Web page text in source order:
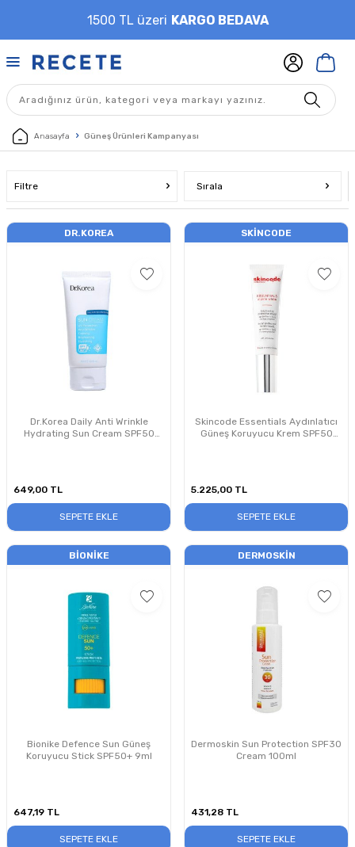
1500 TL üzeri KARGO BEDAVA
Anasayfa Güneş Ürünleri Kampanyası
Filtre Sırala
DR.KOREA
Dr.Korea Daily Anti Wrinkle
Hydrating Sun Cream SPF50
649,00 TL
SEPETE EKLE
SKINCODE
Skincode Essentials Aydınlatıcı
Güneş Koruyucu Krem SPF50
5.225,00 TL
SEPETE EKLE
BIONIKE
Bionike Defence Sun Güneş
Koruyucu Stick SPF50+ 9ml
647,19 TL
SEPETE EKLE
DERMOSKIN
Dermoskin Sun Protection SPF30
Cream 100ml
431,28 TL
SEPETE EKLE